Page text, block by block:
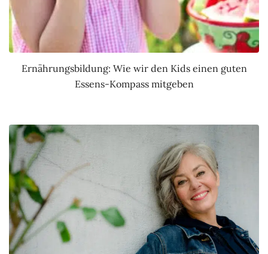
Ernährungsbildung: Wie wir den Kids einen guten
Essens-Kompass mitgeben